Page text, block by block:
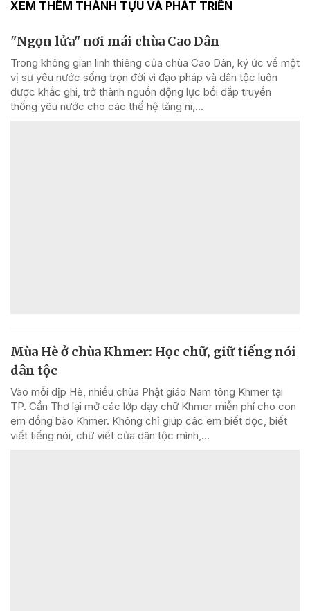
XEM THÊM THÀNH TỰU VÀ PHÁT TRIỂN
"Ngọn lửa" nơi mái chùa Cao Dân
Trong không gian linh thiêng của chùa Cao Dân, ký ức về một
vị sư yêu nước sống trọn đời vì đạo pháp và dân tộc luôn
được khắc ghi, trở thành nguồn động lực bồi đắp truyền
thống yêu nước cho các thế hệ tăng ni,...
Mùa Hè ở chùa Khmer: Học chữ, giữ tiếng nói
dân tộc
Vào mỗi dịp Hè, nhiều chùa Phật giáo Nam tông Khmer tại
TP. Cần Thơ lại mở các lớp dạy chữ Khmer miễn phí cho con
em đồng bào Khmer. Không chỉ giúp các em biết đọc, biết
viết tiếng nói, chữ viết của dân tộc mình,...